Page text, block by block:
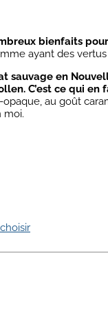
bienfaits
ayant des
sauvage en
C’est ce qui
au goût
moi.